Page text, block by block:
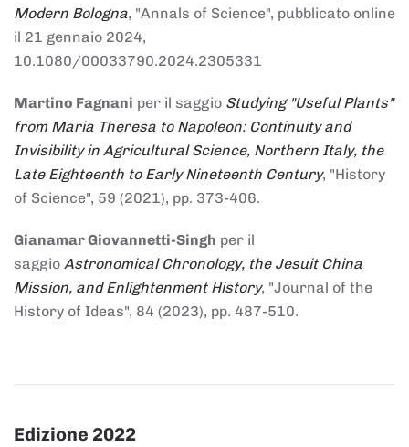
Modern Bologna, "Annals of Science", pubblicato online
il 21 gennaio 2024,
10.1080/00033790.2024.2305331
Martino Fagnani per il saggio Studying "Useful Plants"
from Maria Theresa to Napoleon: Continuity and
Invisibility in Agricultural Science, Northern Italy, the
Late Eighteenth to Early Nineteenth Century, "History
of Science", 59 (2021), pp. 373-406.
Gianamar Giovannetti-Singh per il
saggio Astronomical Chronology, the Jesuit China
Mission, and Enlightenment History, "Journal of the
History of Ideas", 84 (2023), pp. 487-510.
Edizione 2022